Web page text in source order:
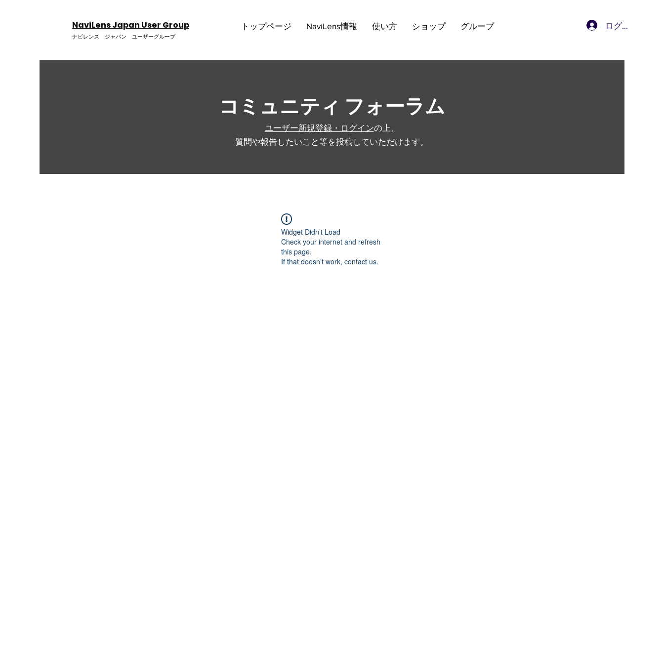
ナビレンス ジャパン ユーザーグループ
NaviLens Japan User Group トップページ NaviLens情報 使い方 ショップ グループ ログイン
コミュニティ フォーラム
ユーザー新規登録・ログインの上、
質問や報告したいこと等を投稿していただけます。
Widget Didn’t Load
Check your internet and refresh
this page.
If that doesn’t work, contact us.